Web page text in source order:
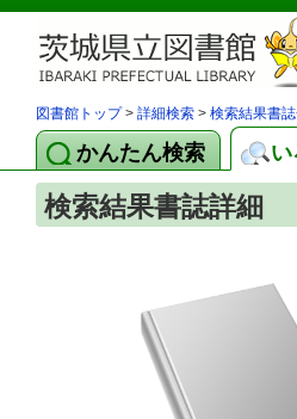
図書館トップ> 詳細検索 > 検索結果書
かんたん検索
検索結果書誌詳細